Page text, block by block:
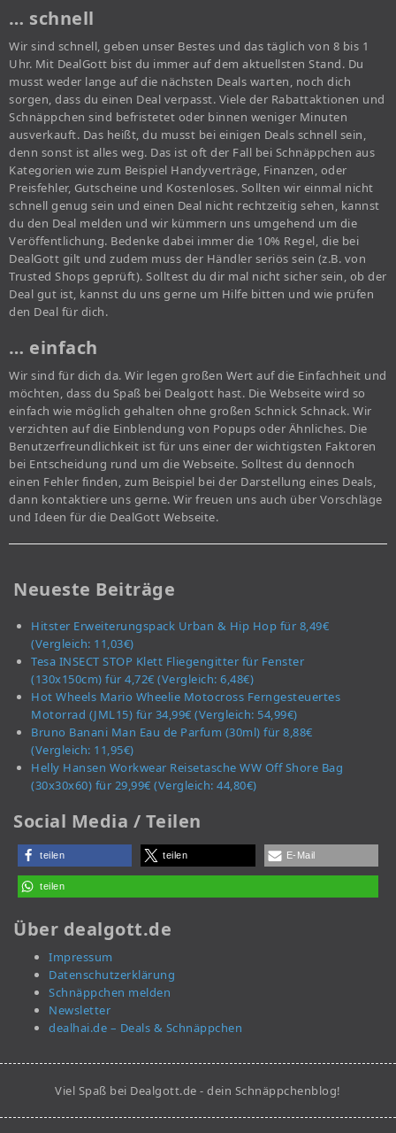
… schnell
Wir sind schnell, geben unser Bestes und das täglich von 8 bis 1
Uhr. Mit DealGott bist du immer auf dem aktuellsten Stand. Du
musst weder lange auf die nächsten Deals warten, noch dich
sorgen, dass du einen Deal verpasst. Viele der Rabattaktionen und
Schnäppchen sind befristetet oder binnen weniger Minuten
ausverkauft. Das heißt, du musst bei einigen Deals schnell sein,
denn sonst ist alles weg. Das ist oft der Fall bei Schnäppchen aus
Kategorien wie zum Beispiel Handyverträge, Finanzen, oder
Preisfehler, Gutscheine und Kostenloses. Sollten wir einmal nicht
schnell genug sein und einen Deal nicht rechtzeitig sehen, kannst
du den Deal melden und wir kümmern uns umgehend um die
Veröffentlichung. Bedenke dabei immer die 10% Regel, die bei
DealGott gilt und zudem muss der Händler seriös sein (z.B. von
Trusted Shops geprüft). Solltest du dir mal nicht sicher sein, ob der
Deal gut ist, kannst du uns gerne um Hilfe bitten und wie prüfen
den Deal für dich.
… einfach
Wir sind für dich da. Wir legen großen Wert auf die Einfachheit und
möchten, dass du Spaß bei Dealgott hast. Die Webseite wird so
einfach wie möglich gehalten ohne großen Schnick Schnack. Wir
verzichten auf die Einblendung von Popups oder Ähnliches. Die
Benutzerfreundlichkeit ist für uns einer der wichtigsten Faktoren
bei Entscheidung rund um die Webseite. Solltest du dennoch
einen Fehler finden, zum Beispiel bei der Darstellung eines Deals,
dann kontaktiere uns gerne. Wir freuen uns auch über Vorschläge
und Ideen für die DealGott Webseite.
Neueste Beiträge
Hitster Erweiterungspack Urban & Hip Hop für 8,49€
(Vergleich: 11,03€)
Tesa INSECT STOP Klett Fliegengitter für Fenster
(130x150cm) für 4,72€ (Vergleich: 6,48€)
Hot Wheels Mario Wheelie Motocross Ferngesteuertes
Motorrad (JML15) für 34,99€ (Vergleich: 54,99€)
Bruno Banani Man Eau de Parfum (30ml) für 8,88€
(Vergleich: 11,95€)
Helly Hansen Workwear Reisetasche WW Off Shore Bag
(30x30x60) für 29,99€ (Vergleich: 44,80€)
Social Media / Teilen
teilen teilen E-Mail
teilen
Über dealgott.de
Impressum
Datenschutzerklärung
Schnäppchen melden
Newsletter
dealhai.de – Deals & Schnäppchen
Viel Spaß bei Dealgott.de - dein Schnäppchenblog!